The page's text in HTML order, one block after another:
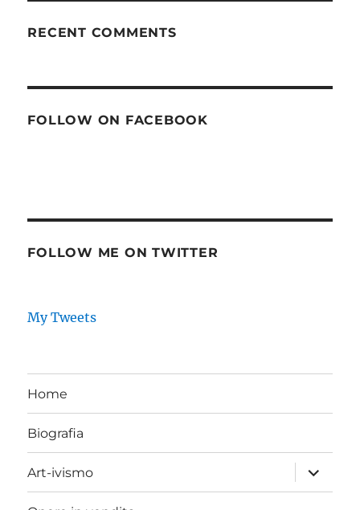
RECENT COMMENTS
FOLLOW ON FACEBOOK
FOLLOW ME ON TWITTER
My Tweets
Home
Biografia
Art-ivismo
expand
child
menu